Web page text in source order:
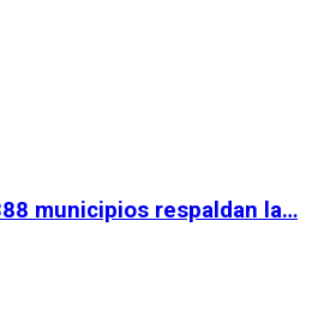
municipios respaldan la…